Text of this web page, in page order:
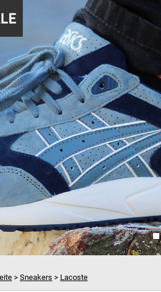
> Sneakers > Lacoste